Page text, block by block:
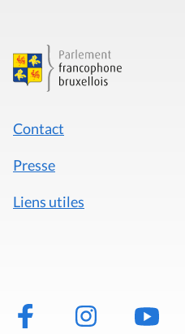
Contact
Presse
Liens utiles